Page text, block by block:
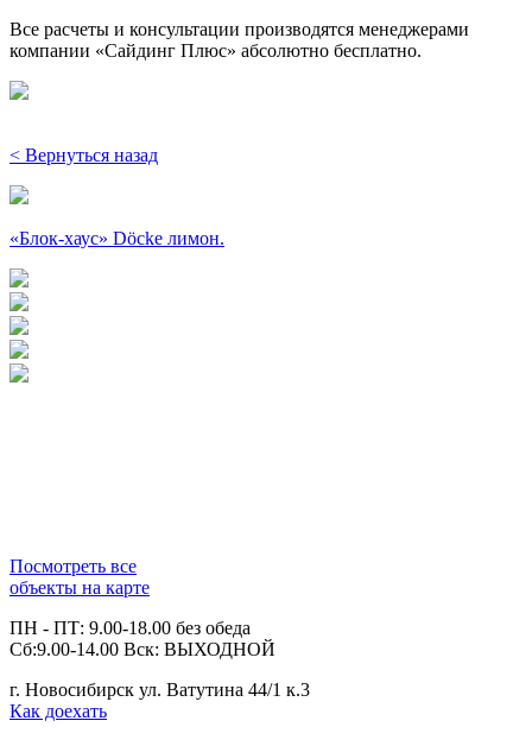
Все расчеты и консультации производятся менеджерами
компании «Сайдинг Плюс» абсолютно бесплатно.
< Вернуться назад
«Блок-хаус» Döcke лимон.
Посмотреть все
объекты на карте
ПН - ПТ: 9.00-18.00 без обеда
Сб:9.00-14.00 Вск: ВЫХОДНОЙ
г. Новосибирск ул. Ватутина 44/1 к.3
Как доехать